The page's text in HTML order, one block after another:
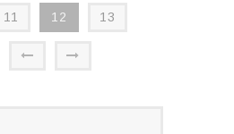
11 12 13